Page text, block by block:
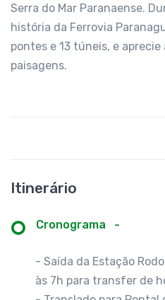
Serra do Mar Paranaense.
história da Ferrovia
pontes e 13 túneis, e
paisagens.
Itinerário
Cronograma -
- Saída da Estação
às 7h para transfer de